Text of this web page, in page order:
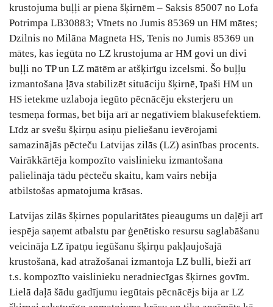
krustojuma buļļi ar piena šķirnēm – Saksis 85007 no Lofa
Potrimpa LB30883; Vīnets no Jumis 85369 un HM mātes;
Dzilnis no Milāna Magneta HS, Tenis no Jumis 85369 un
mātes, kas iegūta no LZ krustojuma ar HM govi un divi
buļļi no TP un LZ mātēm ar atšķirīgu izcelsmi. Šo buļļu
izmantošana ļāva stabilizēt situāciju šķirnē, īpaši HM un
HS ietekme uzlaboja iegūto pēcnācēju eksterjeru un
tesmeņa formas, bet bija arī ar negatīviem blakusefektiem.
Līdz ar svešu šķirņu asiņu pieliešanu ievērojami
samazinājās pēcteču Latvijas zilās (LZ) asinības procents.
Vairākkārtēja kompozīto vaislinieku izmantošana
palielināja tādu pēcteču skaitu, kam vairs nebija
atbilstošas apmatojuma krāsas.
Latvijas zilās šķirnes popularitātes pieaugums un daļēji arī
iespēja saņemt atbalstu par ģenētisko resursu saglabāšanu
veicināja LZ īpatņu iegūšanu šķirņu pakļaujošajā
krustošanā, kad atražošanai izmantoja LZ bulli, bieži arī
t.s. kompozīto vaislinieku neradniecīgas šķirnes govīm.
Lielā daļā šādu gadījumu iegūtais pēcnācējs bija ar LZ